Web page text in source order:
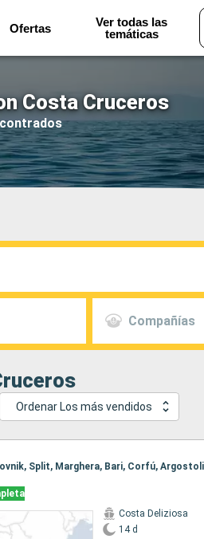
Ofertas
Ver todas las
temáticas
Costa Cruceros
Compañías
Ordenar Los más vendidos
Costa Deliziosa
14 d